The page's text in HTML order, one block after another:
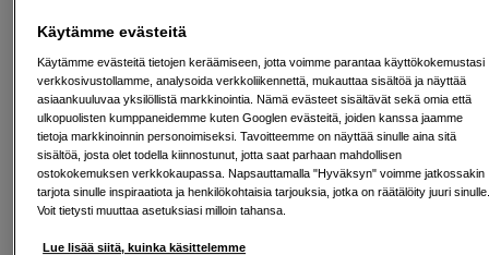
Ilmainen toimitus yli 200 EUR ostoksille
Osta nyt ja maksa myöhemmin
Henkilökohtaista palvelua
Käytämme evästeitä
Käytämme evästeitä tietojen keräämiseen, jotta voimme parantaa käyttökokemustasi
verkkosivustollamme, analysoida verkkoliikennettä, mukauttaa sisältöä ja näyttää
asiaankuuluvaa yksilöllistä markkinointia. Nämä evästeet sisältävät sekä omia että
ulkopuolisten kumppaneidemme kuten Googlen evästeitä, joiden kanssa jaamme
tietoja markkinoinnin personoimiseksi. Tavoitteemme on näyttää sinulle aina sitä
sisältöä, josta olet todella kiinnostunut, jotta saat parhaan mahdollisen
ostokokemuksen verkkokaupassa. Napsauttamalla "Hyväksyn" voimme jatkossakin
tarjota sinulle inspiraatiota ja henkilökohtaisia tarjouksia, jotka on räätälöity juuri
Voit tietysti muuttaa asetuksiasi milloin tahansa.
Lue lisää siitä, kuinka käsittelemme